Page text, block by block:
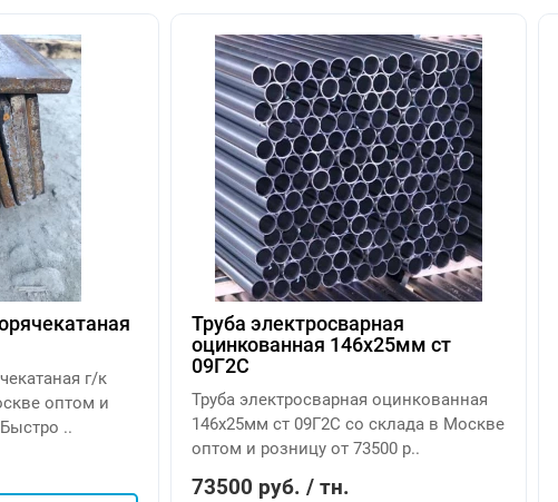
г/к
оптом и
..
Труба электросварная
оцинкованная 146х25мм ст
09Г2С
Труба электросварная оцинкованная
146х25мм ст 09Г2С со склада в Москве
оптом и розницу от 73500 р..
73500 руб. / тн.